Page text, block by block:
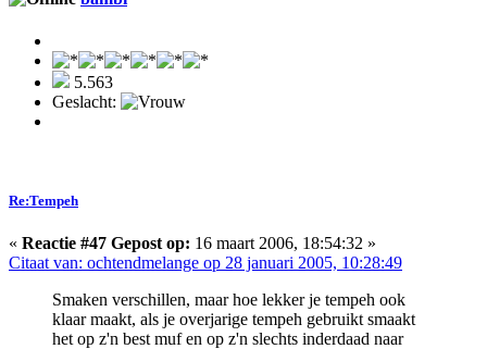
5.563
Geslacht:
Re:Tempeh
« Reactie #47 Gepost op: 16 maart 2006, 18:54:32 »
Citaat van: ochtendmelange op 28 januari 2005, 10:28:49
Smaken verschillen, maar hoe lekker je tempeh ook
klaar maakt, als je overjarige tempeh gebruikt smaakt
het op z'n best muf en op z'n slechts inderdaad naar